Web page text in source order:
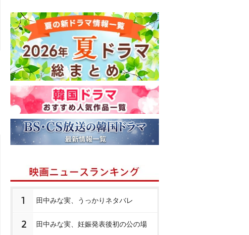
1 田中みな実、うっかりネタバレ
2 田中みな実、妊娠発表後初の公の場